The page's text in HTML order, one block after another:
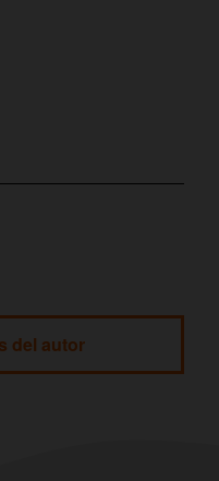
del autor